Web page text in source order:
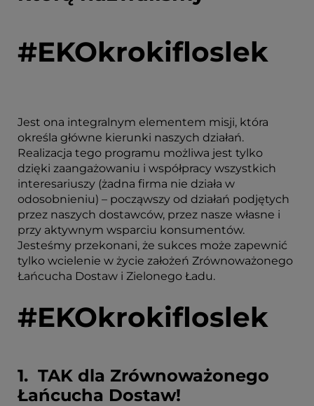
#EKOkrokifloslek
Jest ona integralnym elementem misji, która
określa główne kierunki naszych działań.
Realizacja tego programu możliwa jest tylko
dzięki zaangażowaniu i współpracy wszystkich
interesariuszy (żadna firma nie działa w
odosobnieniu) – począwszy od działań podjętych
przez naszych dostawców, przez nasze własne i
przy aktywnym wsparciu konsumentów.
Jesteśmy przekonani, że sukces może zapewnić
tylko wcielenie w życie założeń Zrównoważonego
Łańcucha Dostaw i Zielonego Ładu.
#EKOkrokifloslek
1. TAK dla Zrównoważonego
Łańcucha Dostaw!